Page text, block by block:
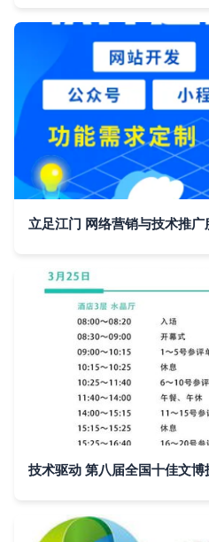
立足江门 网络营销与技术推